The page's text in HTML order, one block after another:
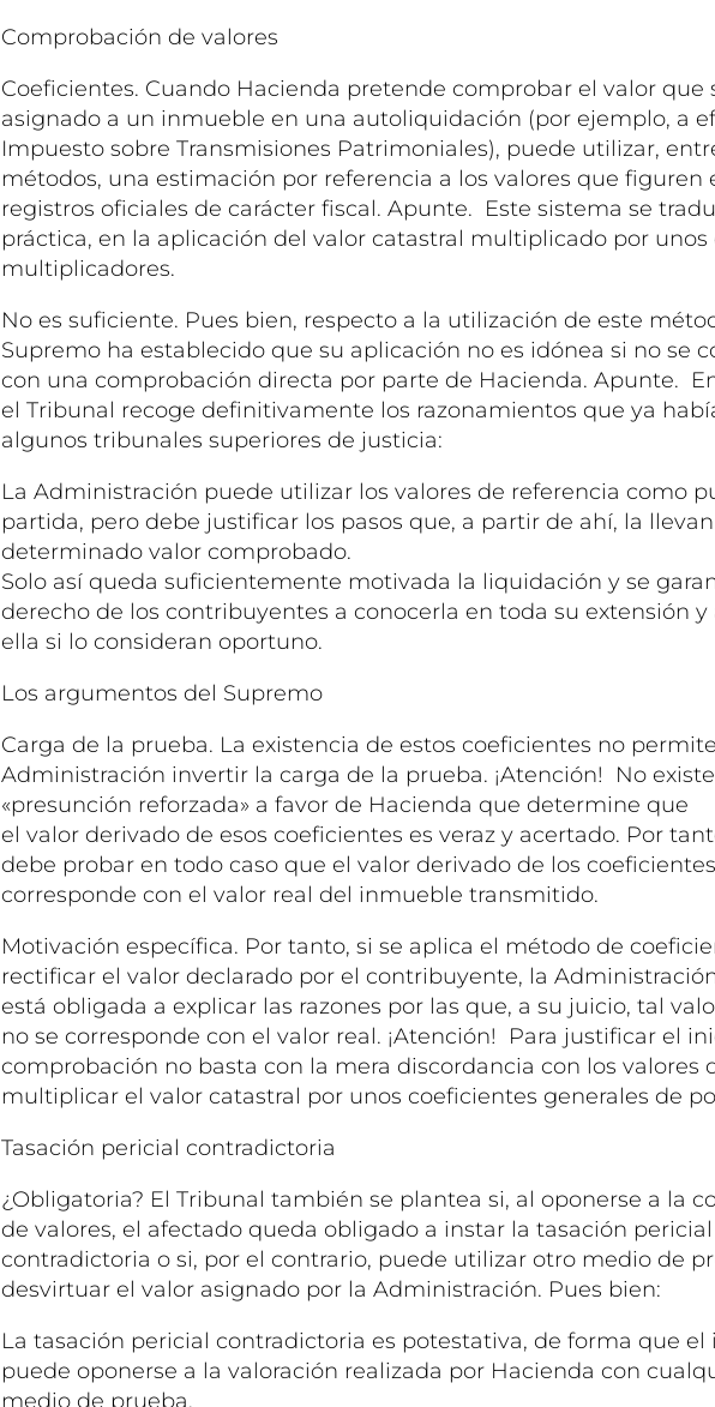
Comprobación de valores
Coeficientes. Cuando Hacienda pretende comprobar el valor que
asignado a un inmueble en una autoliquidación (por ejemplo, a
Impuesto sobre Transmisiones Patrimoniales), puede utilizar,
métodos, una estimación por referencia a los valores que figuren
registros oficiales de carácter fiscal. Apunte. Este sistema se
práctica, en la aplicación del valor catastral multiplicado por unos
multiplicadores.
No es suficiente. Pues bien, respecto a la utilización de este
Supremo ha establecido que su aplicación no es idónea si no se
con una comprobación directa por parte de Hacienda. Apunte.
el Tribunal recoge definitivamente los razonamientos que ya
algunos tribunales superiores de justicia:
La Administración puede utilizar los valores de referencia como
partida, pero debe justificar los pasos que, a partir de ahí, la
determinado valor comprobado.
Solo así queda suficientemente motivada la liquidación y se
derecho de los contribuyentes a conocerla en toda su extensión y
ella si lo consideran oportuno.
Los argumentos del Supremo
Carga de la prueba. La existencia de estos coeficientes no
Administración invertir la carga de la prueba. ¡Atención! No
«presunción reforzada» a favor de Hacienda que determine que
el valor derivado de esos coeficientes es veraz y acertado. Por
debe probar en todo caso que el valor derivado de los
corresponde con el valor real del inmueble transmitido.
Motivación específica. Por tanto, si se aplica el método de
rectificar el valor declarado por el contribuyente, la
está obligada a explicar las razones por las que, a su juicio, tal
no se corresponde con el valor real. ¡Atención! Para justificar el
comprobación no basta con la mera discordancia con los valores
multiplicar el valor catastral por unos coeficientes generales de
Tasación pericial contradictoria
¿Obligatoria? El Tribunal también se plantea si, al oponerse a la
de valores, el afectado queda obligado a instar la tasación pericial
contradictoria o si, por el contrario, puede utilizar otro medio de
desvirtuar el valor asignado por la Administración. Pues bien:
La tasación pericial contradictoria es potestativa, de forma que el
puede oponerse a la valoración realizada por Hacienda con
medio de prueba.